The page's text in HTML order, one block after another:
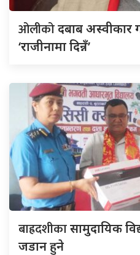
ओलीकोदबाब अस्वीकार
‘राजीनामा दिन्नँ’
बाह्रदशीकासामुदायिक
जडान हुने